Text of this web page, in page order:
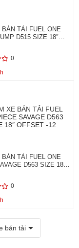
BÁN TẢI FUEL ONE
D515 SIZE 18″
0
BÁN TẢI FUEL ONE
D563 SIZE 18″
0
bán tải